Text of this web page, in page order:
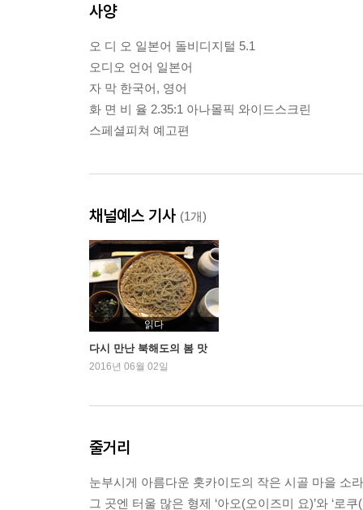
사양
오 디 오 일본어 돌비디지털 5.1
오디오 언어 일본어
자 막 한국어, 영어
화 면 비 율 2.35:1 아나몰픽 와이드스크린
스페셜피쳐 예고편
채널예스 기사 (1개)
읽다
다시 만난 북해도의 봄 맛
2016년 06월 02일
줄거리
눈부시게 아름다운 홋카이도의 작은 시골 마을 소
그 곳엔 터울 많은 형제 ‘아오(오이즈미 요)’와 ‘로